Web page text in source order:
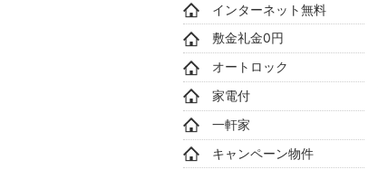
インターネット無料
敷金礼金0円
オートロック
家電付
一軒家
キャンペーン物件